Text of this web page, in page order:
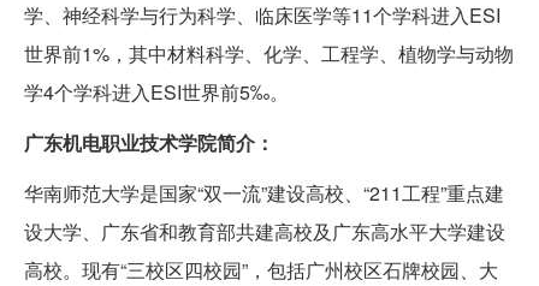
学、神经科学与行为科学、临床医学等11个学科进入ESI
世界前1%，其中材料科学、化学、工程学、植物学与动物
学4个学科进入ESI世界前5‰。
广东机电职业技术学院简介：
华南师范大学是国家“双一流”建设高校、“211工程”重点建
设大学、广东省和教育部共建高校及广东高水平大学建设
高校。现有“三校区四校园”，包括广州校区石牌校园、大